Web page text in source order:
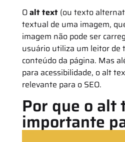
Oalt text (ou texto
textual de uma imagem,
imagem não pode ser
usuário utiliza um leitor de
conteúdo da página. Mas
para acessibilidade, o alt
relevante para o SEO.
Por que o alt
importante